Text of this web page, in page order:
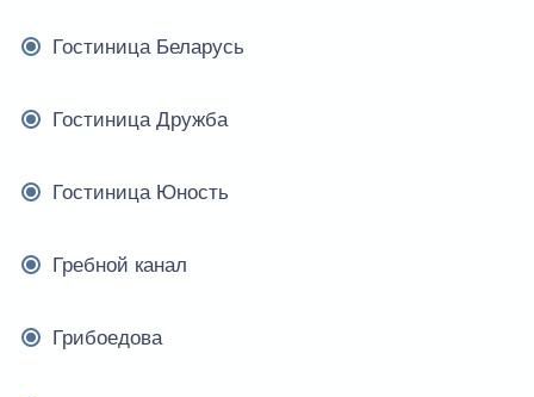
Гостиница Беларусь
Гостиница Дружба
Гостиница Юность
Гребной канал
Грибоедова